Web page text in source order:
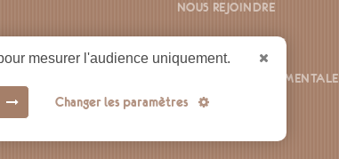
NOUS REJOINDRE
CONTACTEZ-NOUS
FICHE ENVIRONNEMENTALE
mesurer l'audience uniquement.
Changer les paramètres